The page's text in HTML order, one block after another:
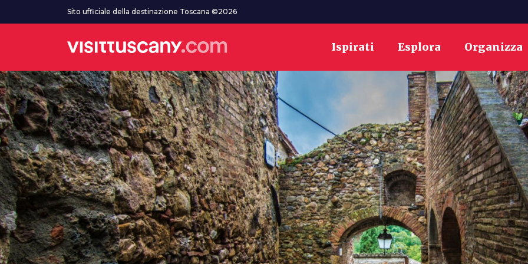
Vai al contenuto principaleSito ufficiale della destinazione Toscana ©2026
Ispirati Esplora Organizza